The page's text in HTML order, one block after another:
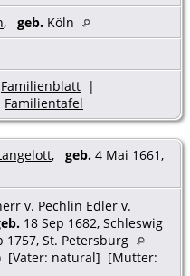
, geb. Köln
Familienblatt |
Familientafel
, geb. 4 Mai 1661,
v. Pechlin Edler v.
18 Sep 1682, Schleswig
1757, St. Petersburg
[Vater: natural] [Mutter: